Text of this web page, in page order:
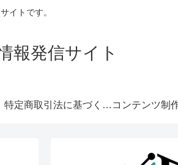
イトです。
報発信サイト
特定商取引法に基づく表記